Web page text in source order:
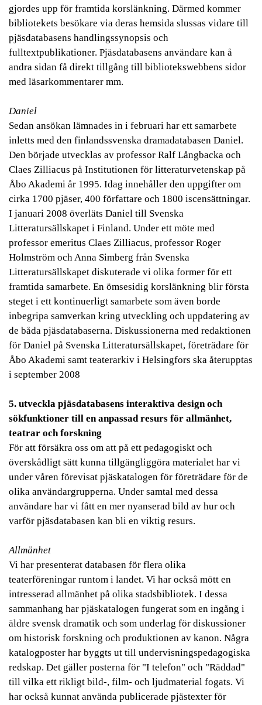
gjordes upp för framtida korslänkning. Därmed kommer
bibliotekets besökare via deras hemsida slussas vidare till
pjäsdatabasens handlingssynopsis och
fulltextpublikationer. Pjäsdatabasens användare kan å
andra sidan få direkt tillgång till bibliotekswebbens sidor
med läsarkommentarer mm.
Daniel
Sedan ansökan lämnades in i februari har ett samarbete
inletts med den finlandssvenska dramadatabasen Daniel.
Den började utvecklas av professor Ralf Långbacka och
Claes Zilliacus på Institutionen för litteraturvetenskap på
Åbo Akademi år 1995. Idag innehåller den uppgifter om
cirka 1700 pjäser, 400 författare och 1800 iscensättningar.
I januari 2008 överläts Daniel till Svenska
Litteratursällskapet i Finland. Under ett möte med
professor emeritus Claes Zilliacus, professor Roger
Holmström och Anna Simberg från Svenska
Litteratursällskapet diskuterade vi olika former för ett
framtida samarbete. En ömsesidig korslänkning blir första
steget i ett kontinuerligt samarbete som även borde
inbegripa samverkan kring utveckling och uppdatering av
de båda pjäsdatabaserna. Diskussionerna med redaktionen
för Daniel på Svenska Litteratursällskapet, företrädare för
Åbo Akademi samt teaterarkiv i Helsingfors ska återupptas
i september 2008
5. utveckla pjäsdatabasens interaktiva design och
sökfunktioner till en anpassad resurs för allmänhet,
teatrar och forskning
För att försäkra oss om att på ett pedagogiskt och
överskådligt sätt kunna tillgängliggöra materialet har vi
under våren förevisat pjäskatalogen för företrädare för de
olika användargrupperna. Under samtal med dessa
användare har vi fått en mer nyanserad bild av hur och
varför pjäsdatabasen kan bli en viktig resurs.
Allmänhet
Vi har presenterat databasen för flera olika
teaterföreningar runtom i landet. Vi har också mött en
intresserad allmänhet på olika stadsbibliotek. I dessa
sammanhang har pjäskatalogen fungerat som en ingång i
äldre svensk dramatik och som underlag för diskussioner
om historisk forskning och produktionen av kanon. Några
katalogposter har byggts ut till undervisningspedagogiska
redskap. Det gäller posterna för "I telefon" och "Räddad"
till vilka ett rikligt bild-, film- och ljudmaterial fogats. Vi
har också kunnat använda publicerade pjästexter för